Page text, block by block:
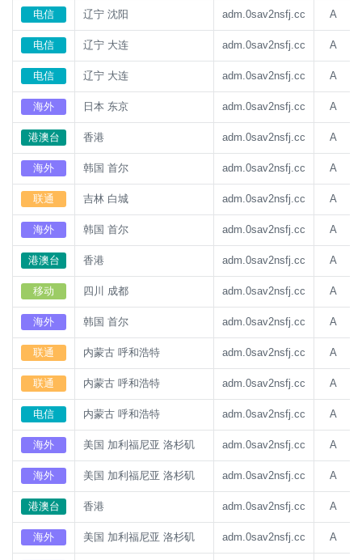
电信 辽宁 沈阳 adm.0sav2nsfj.cc A
电信 辽宁 大连 adm.0sav2nsfj.cc A
电信 辽宁 大连 adm.0sav2nsfj.cc A
海外 日本 东京 adm.0sav2nsfj.cc A
港澳台 香港 adm.0sav2nsfj.cc A
海外 韩国 首尔 adm.0sav2nsfj.cc A
联通 吉林 白城 adm.0sav2nsfj.cc A
海外 韩国 首尔 adm.0sav2nsfj.cc A
港澳台 香港 adm.0sav2nsfj.cc A
移动 四川 成都 adm.0sav2nsfj.cc A
海外 韩国 首尔 adm.0sav2nsfj.cc A
联通 内蒙古 呼和浩特 adm.0sav2nsfj.cc A
联通 内蒙古 呼和浩特 adm.0sav2nsfj.cc A
电信 内蒙古 呼和浩特 adm.0sav2nsfj.cc A
海外 美国 加利福尼亚 洛杉矶 adm.0sav2nsfj.cc A
海外 美国 加利福尼亚 洛杉矶 adm.0sav2nsfj.cc A
港澳台 香港 adm.0sav2nsfj.cc A
海外 美国 加利福尼亚 洛杉矶 adm.0sav2nsfj.cc A